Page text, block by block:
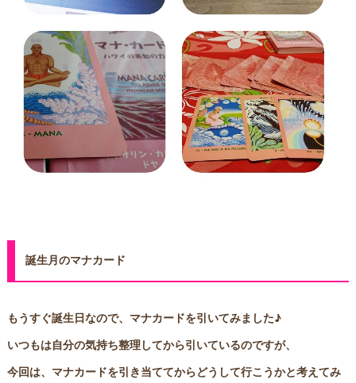
誕生月のマナカード
もうすぐ誕生日なので、マナカードを引いてみました♪
いつもは自分の気持ち整理してから引いているのですが、
今回は、マナカードを引き当ててからどうして行こうかと考えてみ